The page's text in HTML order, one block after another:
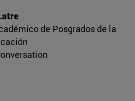
de Posgrados de la